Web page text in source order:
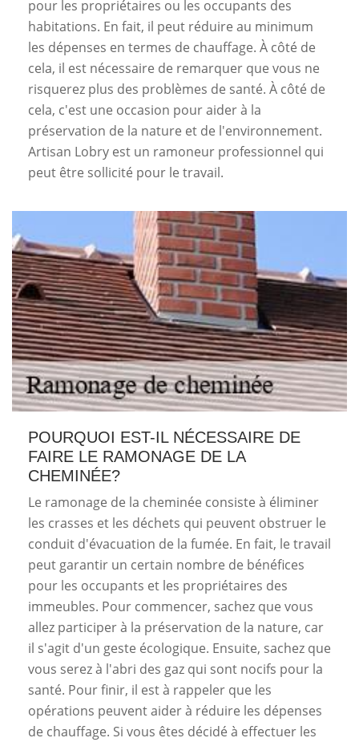
pour les propriétaires ou les occupants des
habitations. En fait, il peut réduire au minimum
les dépenses en termes de chauffage. À côté de
cela, il est nécessaire de remarquer que vous ne
risquerez plus des problèmes de santé. À côté de
cela, c'est une occasion pour aider à la
préservation de la nature et de l'environnement.
Artisan Lobry est un ramoneur professionnel qui
peut être sollicité pour le travail.
POURQUOI EST-IL NÉCESSAIRE DE
FAIRE LE RAMONAGE DE LA
CHEMINÉE?
Le ramonage de la cheminée consiste à éliminer
les crasses et les déchets qui peuvent obstruer le
conduit d'évacuation de la fumée. En fait, le travail
peut garantir un certain nombre de bénéfices
pour les occupants et les propriétaires des
immeubles. Pour commencer, sachez que vous
allez participer à la préservation de la nature, car
il s'agit d'un geste écologique. Ensuite, sachez que
vous serez à l'abri des gaz qui sont nocifs pour la
santé. Pour finir, il est à rappeler que les
opérations peuvent aider à réduire les dépenses
de chauffage. Si vous êtes décidé à effectuer les